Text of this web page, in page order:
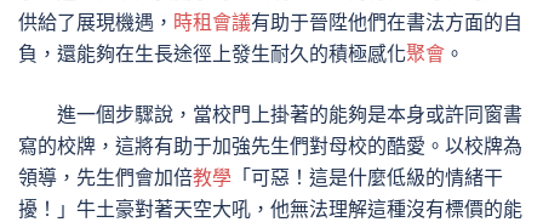
供給了展現機遇， 時租會議有助于晉陞他們在書法方面的自
負，還能夠在生長途徑上發生耐久的積極感化聚會 。
進一個步驟說，當校門上掛著的能夠是本身或許同窗書
寫的校牌，這將有助于加強先生們對母校的酷愛。以校牌為
領導，先生們會加倍教學 「可惡！這是什麼低級的情緒干
擾！」牛土豪對著天空大吼，他無法理解這種沒有標價的能